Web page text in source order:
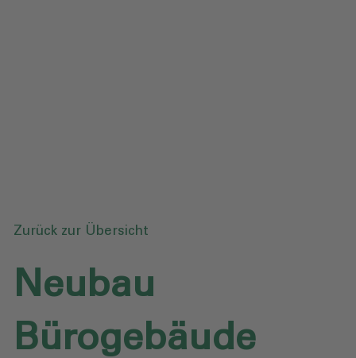
Zurück zur Übersicht
Neubau
Bürogebäude